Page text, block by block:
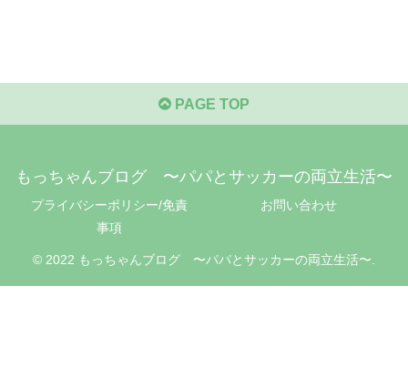
PAGE TOP
もっちゃんブログ 〜パパとサッカーの両立生活〜
プライバシーポリシー/免責
事項
お問い合わせ
© 2022 もっちゃんブログ 〜パパとサッカーの両立生活〜.